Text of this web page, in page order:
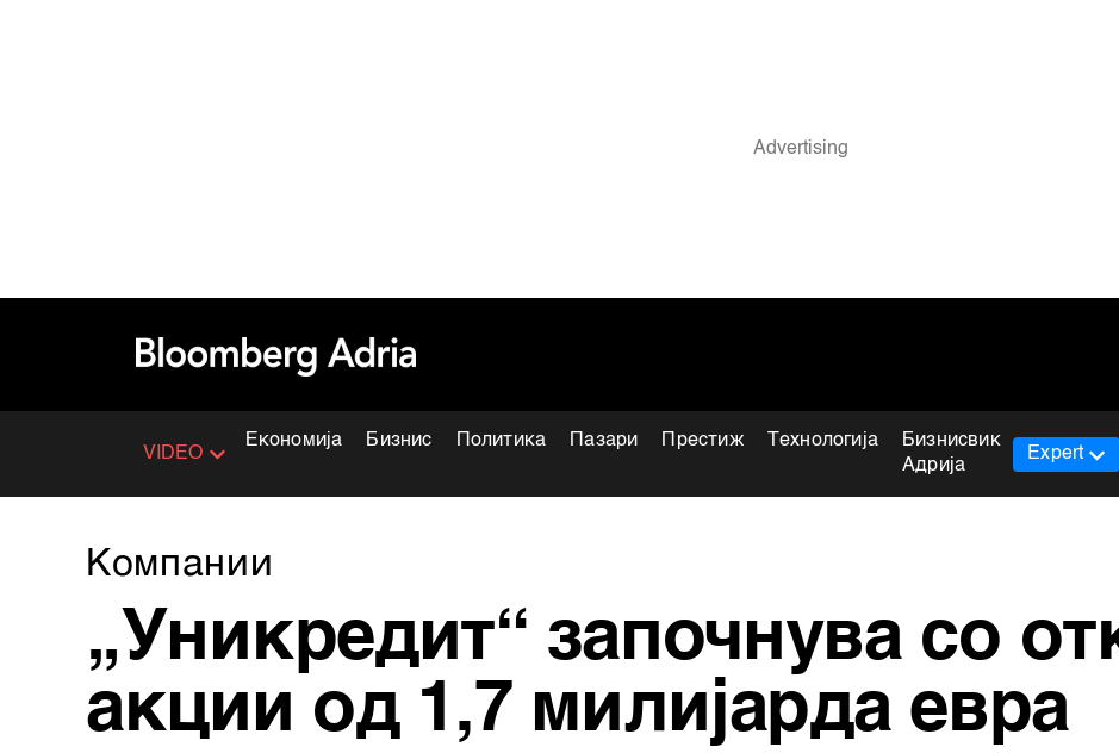
VIDEO
Економија Бизнис Политика Пазари Престиж Технологија
Бизнисвик
Адрија
Expert
Компании
„Уникредит“ започнува со
акции од 1,7 милијарда евра